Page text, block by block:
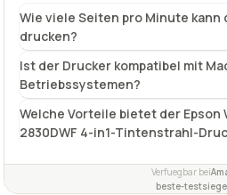
Wie viele Seiten pro Minute kann
drucken?
Ist der Drucker kompatibel mit
Betriebssystemen?
Welche Vorteile bietet der Epson
2830DWF 4-in1-Tintenstrahl-
Verfuegbar bei
beste-